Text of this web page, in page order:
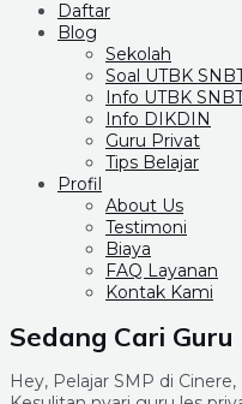
Daftar
Blog
Sekolah
Soal UTBK
Info UTBK
Info DIKDIN
Guru Privat
Tips Belajar
Profil
About Us
Testimoni
Biaya
FAQ Layanan
Kontak Kami
Sedang Cari
Hey, Pelajar SMP di Cinere,